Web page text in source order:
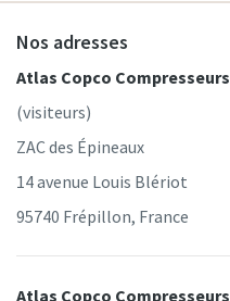
Nos adresses
Atlas Copco Compresseurs
(visiteurs)
ZAC des Épineaux
14 avenue Louis Blériot
95740 Frépillon, France
Atlas Copco Compresseurs